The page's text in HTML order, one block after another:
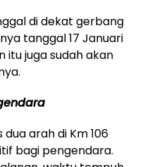
di dekat gerbang
tanggal 17 Januari
itu juga sudah akan
arah di Km 106
bagi pengendara.